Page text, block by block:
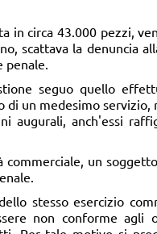
in circa 43.000 pezzi,
scattava la denuncia
penale.
seguo quello
di un medesimo
augurali, anch'essi
un
stesso esercizio
non conforme